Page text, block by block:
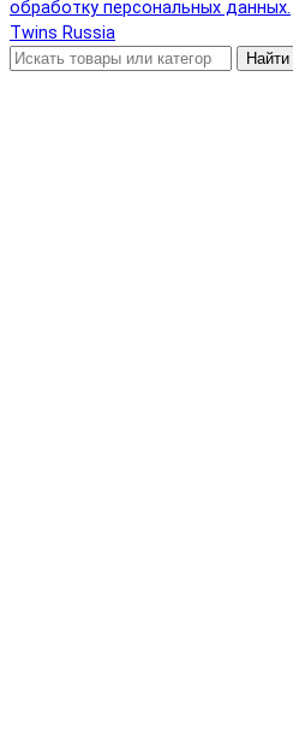
обработку персональных данных.
Twins Russia
Найти